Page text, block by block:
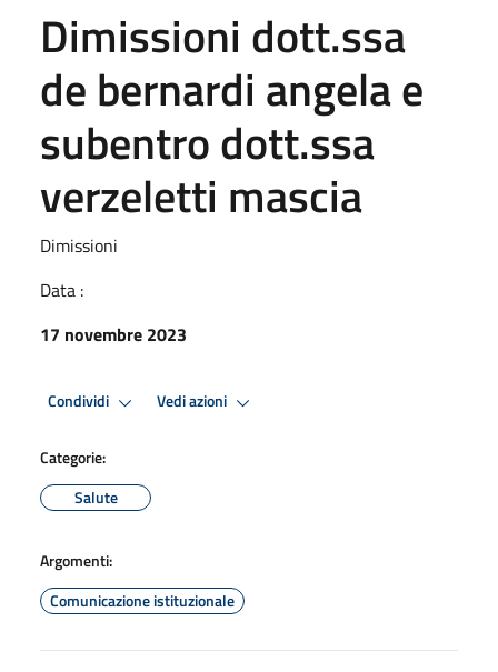
Dimissioni dott.ssa
de bernardi angela e
subentro dott.ssa
verzeletti mascia
Dimissioni
Data :
17 novembre 2023
Condividi Vedi azioni
Categorie:
Salute
Argomenti:
Comunicazione istituzionale